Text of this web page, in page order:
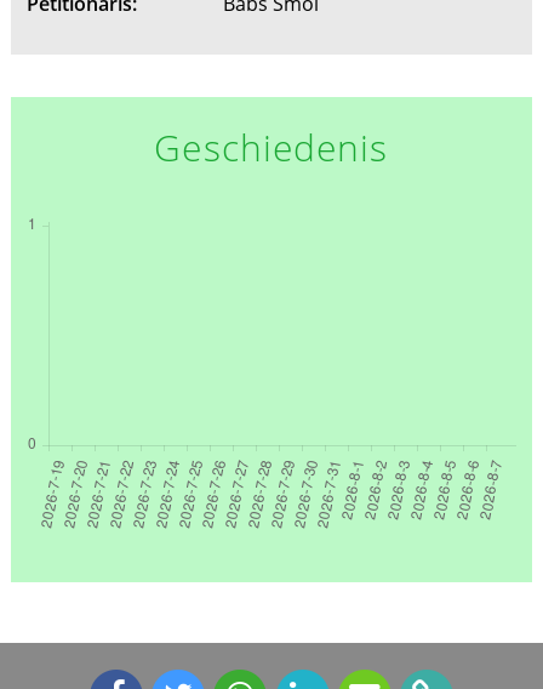
Geschiedenis